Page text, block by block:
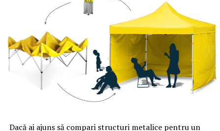
Dacă ai ajuns să compari structuri metalice pentru un